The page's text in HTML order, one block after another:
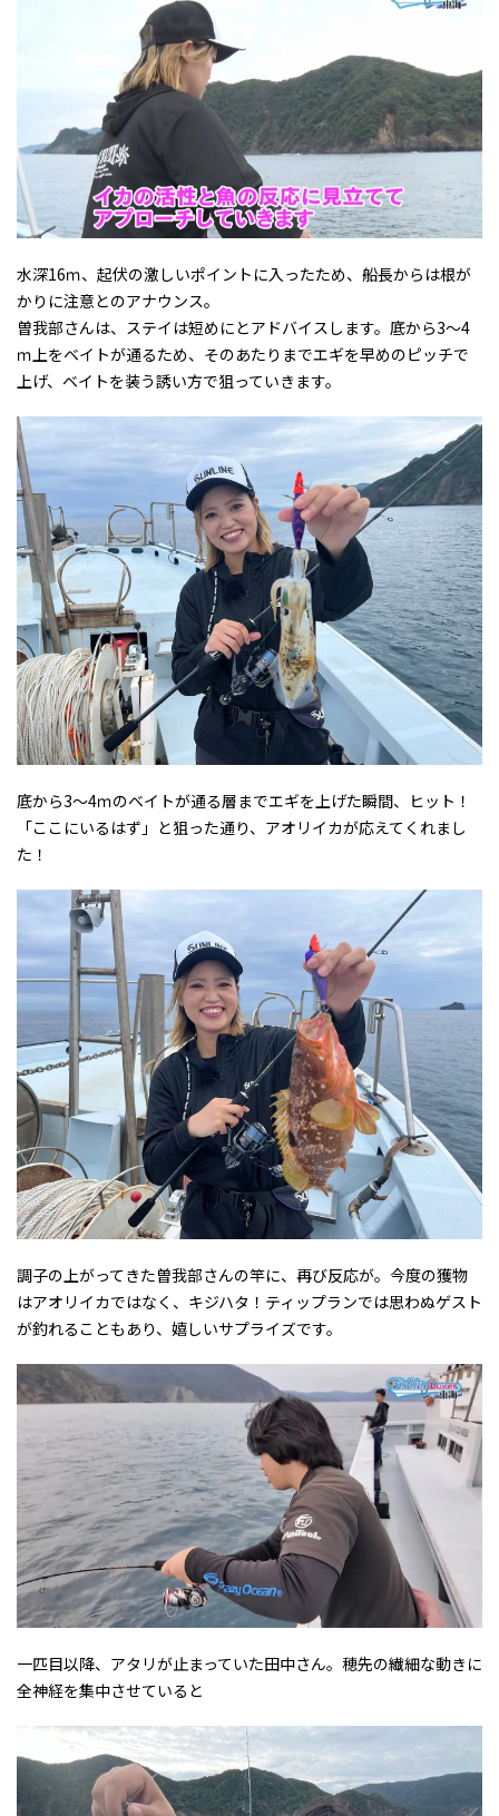
水深16ｍ、起伏の激しいポイントに入ったため、船長からは根が
かりに注意とのアナウンス。
曽我部さんは、ステイは短めにとアドバイスします。底から3～4
ｍ上をベイトが通るため、そのあたりまでエギを早めのピッチで
上げ、ベイトを装う誘い方で狙っていきます。
底から3～4ｍのベイトが通る層までエギを上げた瞬間、ヒット！
「ここにいるはず」と狙った通り、アオリイカが応えてくれまし
た！
調子の上がってきた曽我部さんの竿に、再び反応が。今度の獲物
はアオリイカではなく、キジハタ！ティップランでは思わぬゲスト
が釣れることもあり、嬉しいサプライズです。
一匹目以降、アタリが止まっていた田中さん。穂先の繊細な動きに
全神経を集中させていると――